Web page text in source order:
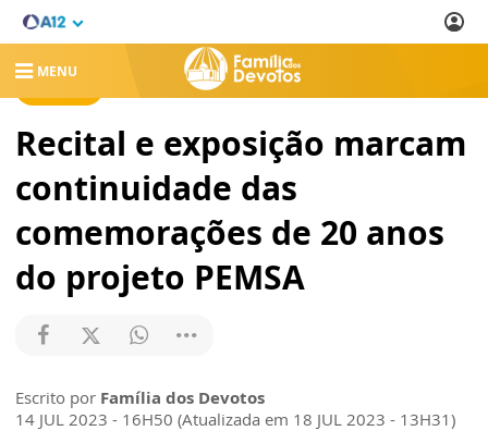
MENU
Recital e exposição marcam
continuidade das
comemorações de 20 anos
do projeto PEMSA
Escrito por Família dos Devotos
14 JUL 2023 - 16H50 (Atualizada em 18 JUL 2023 - 13H31)